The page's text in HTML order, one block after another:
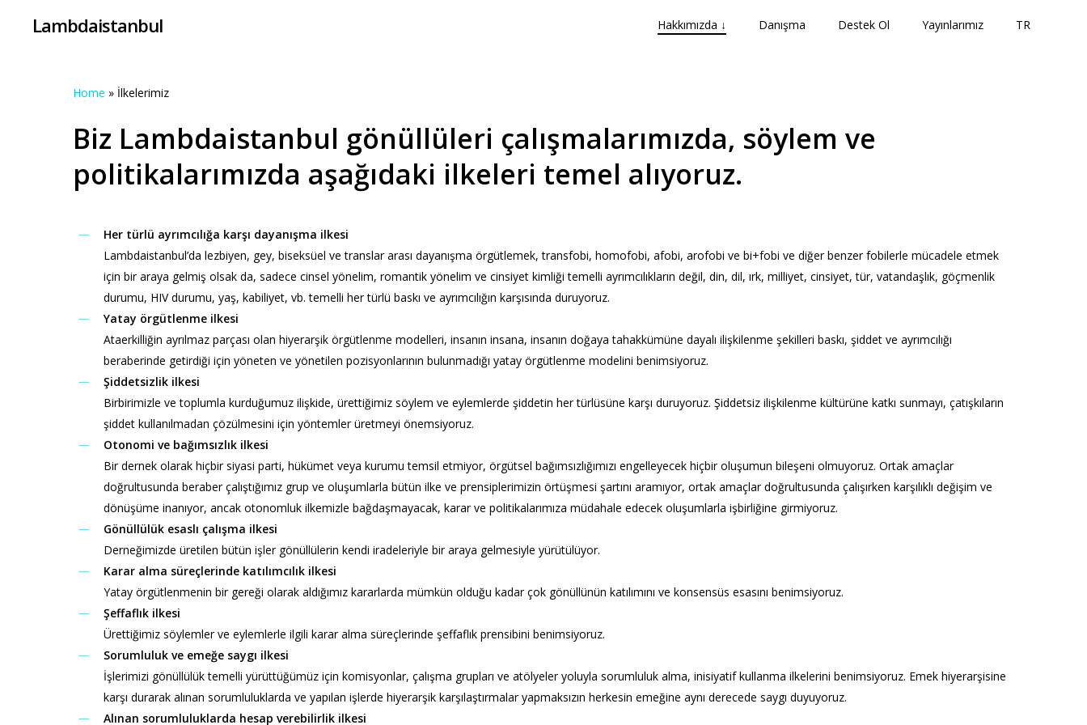
Lambdaistanbul Hakkımızda ↓ Danışma Destek Ol Yayınlarımız TR
Home » İlkelerimiz
Biz Lambdaistanbul gönüllüleri çalışmalarımızda, söylem ve
politikalarımızda aşağıdaki ilkeleri temel alıyoruz.
Her türlü ayrımcılığa karşı dayanışma ilkesi
Lambdaistanbul’da lezbiyen, gey, biseksüel ve translar arası dayanışma örgütlemek, transfobi, homofobi, afobi, arofobi ve bi+fobi ve diğer benzer fobilerle mücadele etmek
için bir araya gelmiş olsak da, sadece cinsel yönelim, romantik yönelim ve cinsiyet kimliği temelli ayrımcılıkların değil, din, dil, ırk, milliyet, cinsiyet, tür, vatandaşlık, göçmenlik
durumu, HIV durumu, yaş, kabiliyet, vb. temelli her türlü baskı ve ayrımcılığın karşısında duruyoruz.
Yatay örgütlenme ilkesi
Ataerkilliğin ayrılmaz parçası olan hiyerarşik örgütlenme modelleri, insanın insana, insanın doğaya tahakkümüne dayalı ilişkilenme şekilleri baskı, şiddet ve ayrımcılığı
beraberinde getirdiği için yöneten ve yönetilen pozisyonlarının bulunmadığı yatay örgütlenme modelini benimsiyoruz.
Şiddetsizlik ilkesi
Birbirimizle ve toplumla kurduğumuz ilişkide, ürettiğimiz söylem ve eylemlerde şiddetin her türlüsüne karşı duruyoruz. Şiddetsiz ilişkilenme kültürüne katkı sunmayı, çatışkıların
şiddet kullanılmadan çözülmesini için yöntemler üretmeyi önemsiyoruz.
Otonomi ve bağımsızlık ilkesi
Bir dernek olarak hiçbir siyasi parti, hükümet veya kurumu temsil etmiyor, örgütsel bağımsızlığımızı engelleyecek hiçbir oluşumun bileşeni olmuyoruz. Ortak amaçlar
doğrultusunda beraber çalıştığımız grup ve oluşumlarla bütün ilke ve prensiplerimizin örtüşmesi şartını aramıyor, ortak amaçlar doğrultusunda çalışırken karşılıklı değişim ve
dönüşüme inanıyor, ancak otonomluk ilkemizle bağdaşmayacak, karar ve politikalarımıza müdahale edecek oluşumlarla işbirliğine girmiyoruz.
Gönüllülük esaslı çalışma ilkesi
Derneğimizde üretilen bütün işler gönüllülerin kendi iradeleriyle bir araya gelmesiyle yürütülüyor.
Karar alma süreçlerinde katılımcılık ilkesi
Yatay örgütlenmenin bir gereği olarak aldığımız kararlarda mümkün olduğu kadar çok gönüllünün katılımını ve konsensüs esasını benimsiyoruz.
Şeffaflık ilkesi
Ürettiğimiz söylemler ve eylemlerle ilgili karar alma süreçlerinde şeffaflık prensibini benimsiyoruz.
Sorumluluk ve emeğe saygı ilkesi
İşlerimizi gönüllülük temelli yürüttüğümüz için komisyonlar, çalışma grupları ve atölyeler yoluyla sorumluluk alma, inisiyatif kullanma ilkelerini benimsiyoruz. Emek hiyerarşisine
karşı durarak alınan sorumluluklarda ve yapılan işlerde hiyerarşik karşılaştırmalar yapmaksızın herkesin emeğine aynı derecede saygı duyuyoruz.
Alınan sorumluluklarda hesap verebilirlik ilkesi